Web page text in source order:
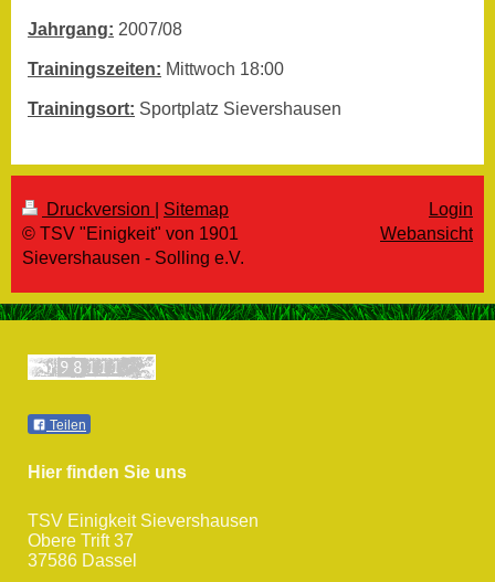
Jahrgang: 2007/08
Trainingszeiten: Mittwoch 18:00
Trainingsort: Sportplatz Sievershausen
Druckversion
Sitemap
© TSV "Einigkeit" von 1901
Sievershausen - Solling e.V.
Login
Webansicht
Teilen
Hier finden Sie uns
TSV Einigkeit Sievershausen
Obere Trift 37
37586 Dassel